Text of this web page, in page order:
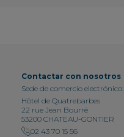
Contactar con nosotros
Sede de comercio electrónico:
Hôtel de Quatrebarbes
22 rue Jean Bourré
53200 CHATEAU-GONTIER
02 43 70 15 56